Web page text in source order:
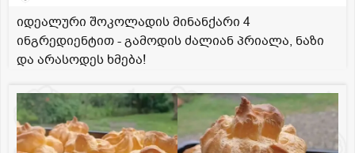
იდეალური შოკოლადის მინანქარი 4
ინგრედიენტით - გამოდის ძალიან პრიალა, ნაზი
და არასოდეს ხმება!